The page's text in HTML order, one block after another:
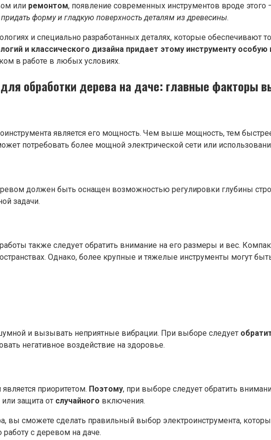
или ремонтом, появление современных инструментов вроде этого
форму и гладкую поверхность деталям из древесины.
и специально разработанных деталях, которые обеспечивают
и классического дизайна придает этому инструменту
в работе в любых условиях.
обработки дерева на даче: главные факторы
является его мощность. Чем выше мощность, тем
потребовать более мощной электрической сети или
должен быть оснащен возможностью регулировки глубины
задачи.
также следует обратить внимание на его размеры и вес.
Однако, более крупные и тяжелые инструменты могут
и вызывать неприятные вибрации. При выборе следует
негативное воздействие на здоровье.
приоритетом. Поэтому, при выборе следует обратить
защита от случайного включения.
вы сможете сделать правильный выбор электроинструмента,
с деревом на даче.